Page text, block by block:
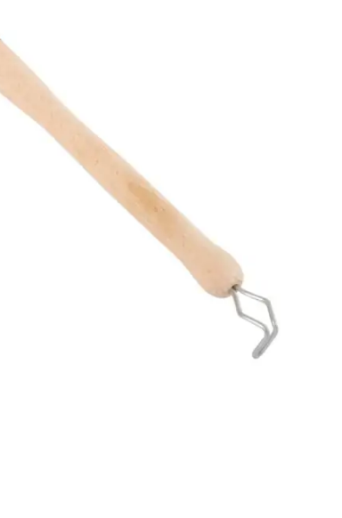
BBQ Kitchen - Outdoorküchen Weber
Grillmontage & Lieferung
Schüsseln &